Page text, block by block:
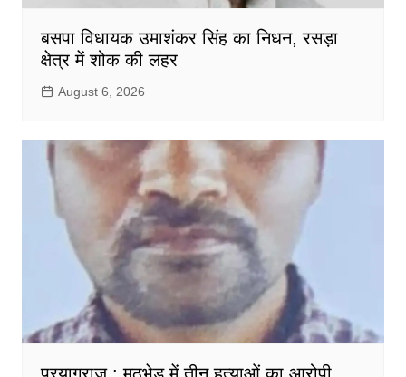
बसपा विधायक उमाशंकर सिंह का निधन, रसड़ा
क्षेत्र में शोक की लहर
August 6, 2026